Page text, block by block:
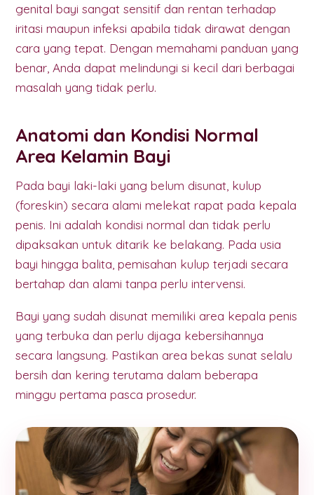
genital bayi sangat sensitif dan rentan terhadap
iritasi maupun infeksi apabila tidak dirawat dengan
cara yang tepat. Dengan memahami panduan yang
benar, Anda dapat melindungi si kecil dari berbagai
masalah yang tidak perlu.
Anatomi dan Kondisi Normal
Area Kelamin Bayi
Pada bayi laki-laki yang belum disunat, kulup
(foreskin) secara alami melekat rapat pada kepala
penis. Ini adalah kondisi normal dan tidak perlu
dipaksakan untuk ditarik ke belakang. Pada usia
bayi hingga balita, pemisahan kulup terjadi secara
bertahap dan alami tanpa perlu intervensi.
Bayi yang sudah disunat memiliki area kepala penis
yang terbuka dan perlu dijaga kebersihannya
secara langsung. Pastikan area bekas sunat selalu
bersih dan kering terutama dalam beberapa
minggu pertama pasca prosedur.